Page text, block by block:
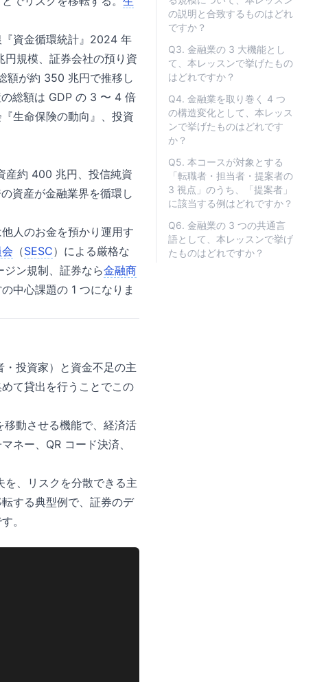
資金循環統計』2024 年
規模、証券会社の預り資
額が約 350 兆円で推移し
総額は GDP の 3 〜 4 倍
生命保険の動向』 、 投資
産約 400 兆円、投信純資
資産が金融業界を循環し
人のお金を預かり運用す
（SESC）による厳格な
ジン規制、証券なら金融商
中心課題の 1 つになりま
投資家）と資金不足の主
て貸出を行うことでこの
動させる機能で、経済活
ネー、QR コード決済、
、リスクを分散できる主
する典型例で、証券のデ
。
の説明と合致するものはどれ
ですか？
Q3. 金融業の 3 大機能とし
て、本レッスンで挙げたもの
はどれですか？
Q4. 金融業を取り巻く 4 つ
の構造変化として、本レッス
ンで挙げたものはどれです
か？
Q5. 本コースが対象とする
「転職者・担当者・提案者の
3 視点」のうち、「提案者」
に該当する例はどれですか？
Q6. 金融業の 3 つの共通言
語として、本レッスンで挙げ
たものはどれですか？